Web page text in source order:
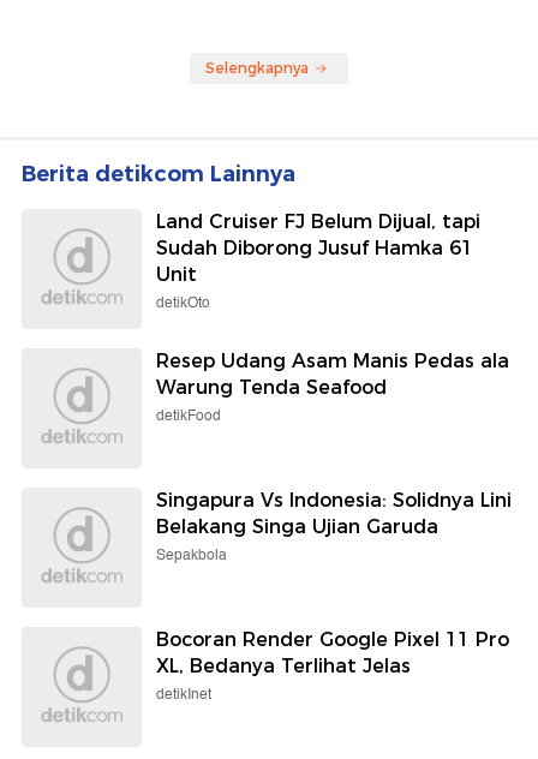
Selengkapnya
Berita detikcom Lainnya
Land Cruiser FJ Belum Dijual, tapi
Sudah Diborong Jusuf Hamka 61
Unit
detikOto
Resep Udang Asam Manis Pedas ala
Warung Tenda Seafood
detikFood
Singapura Vs Indonesia: Solidnya Lini
Belakang Singa Ujian Garuda
Sepakbola
Bocoran Render Google Pixel 11 Pro
XL, Bedanya Terlihat Jelas
detikInet